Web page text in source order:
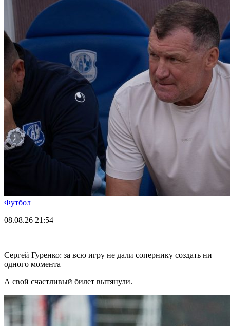
Футбол
08.08.26 21:54
Сергей Гуренко: за всю игру не дали сопернику создать ни
одного момента
А свой счастливый билет вытянули.